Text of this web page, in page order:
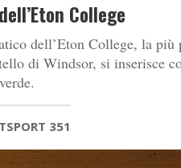
College
dell’Eton College, la
di Windsor, si inserisce
351